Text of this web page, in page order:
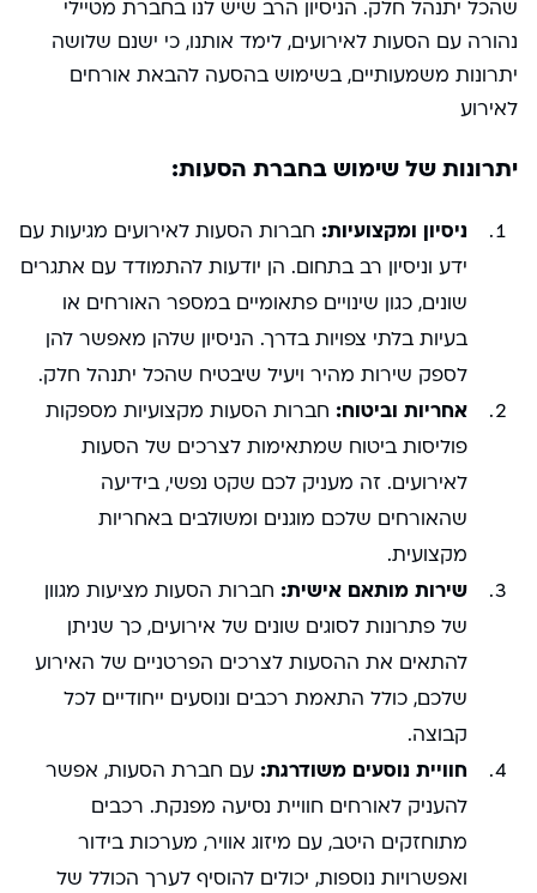
שהכל יתנהל חלק. הניסיון הרב שיש לנו בחברת מטיילי
נהורה עם הסעות לאירועים, לימד אותנו, כי ישנם שלושה
יתרונות משמעותיים, בשימוש בהסעה להבאת אורחים
לאירוע
יתרונות של שימוש בחברת הסעות:
ניסיון ומקצועיות: חברות הסעות לאירועים מגיעות עם
ידע וניסיון רב בתחום. הן יודעות להתמודד עם אתגרים
שונים, כגון שינויים פתאומיים במספר האורחים או
בעיות בלתי צפויות בדרך. הניסיון שלהן מאפשר להן
לספק שירות מהיר ויעיל שיבטיח שהכל יתנהל חלק.
אחריות וביטוח: חברות הסעות מקצועיות מספקות
פוליסות ביטוח שמתאימות לצרכים של הסעות
לאירועים. זה מעניק לכם שקט נפשי, בידיעה
שהאורחים שלכם מוגנים ומשולבים באחריות
מקצועית.
שירות מותאם אישית: חברות הסעות מציעות מגוון
של פתרונות לסוגים שונים של אירועים, כך שניתן
להתאים את ההסעות לצרכים הפרטניים של האירוע
שלכם, כולל התאמת רכבים ונוסעים ייחודיים לכל
קבוצה.
חוויית נוסעים משודרגת: עם חברת הסעות, אפשר
להעניק לאורחים חוויית נסיעה מפנקת. רכבים
מתוחזקים היטב, עם מיזוג אוויר, מערכות בידור
ואפשרויות נוספות, יכולים להוסיף לערך הכולל של